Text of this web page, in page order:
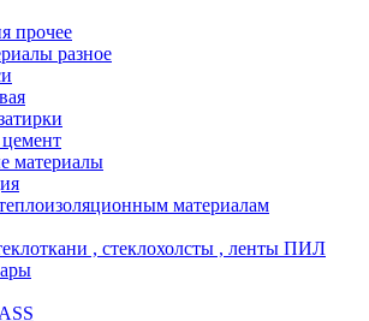
прочее
разное
материалы
материалам
, стеклохолсты , ленты ПИЛ